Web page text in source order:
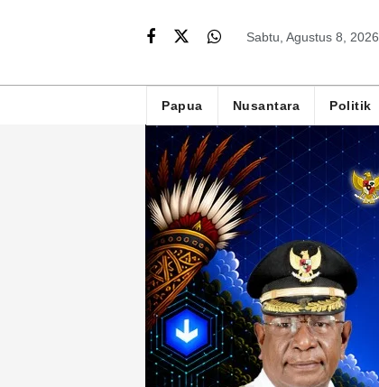
Sabtu, Agustus 8, 2026
Papua Nusantara Politik